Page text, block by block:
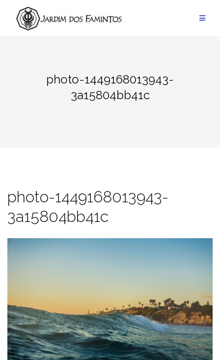
conteúdo
photo-1449168013943-
3a15804bb41c
photo-1449168013943-
3a15804bb41c